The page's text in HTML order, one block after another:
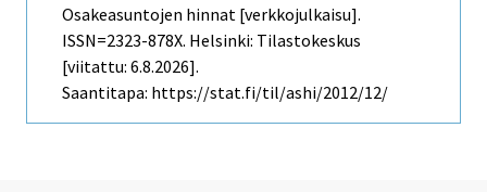
Osakeasuntojen hinnat [verkkojulkaisu].
ISSN=2323-878X. Helsinki: Tilastokeskus
[viitattu: 6.8.2026].
Saantitapa: https://stat.fi/til/ashi/2012/12/